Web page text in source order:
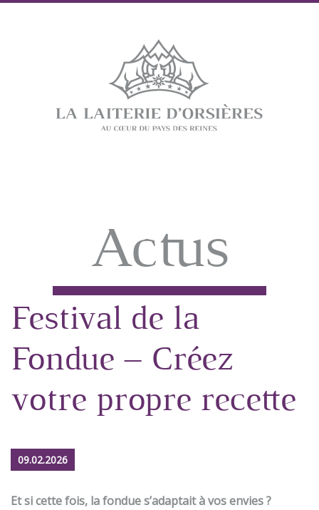
Actus
Festival de la
Fondue – Créez
votre propre recette
09.02.2026
Et si cette fois, la fondue s’adaptait à vos envies ?